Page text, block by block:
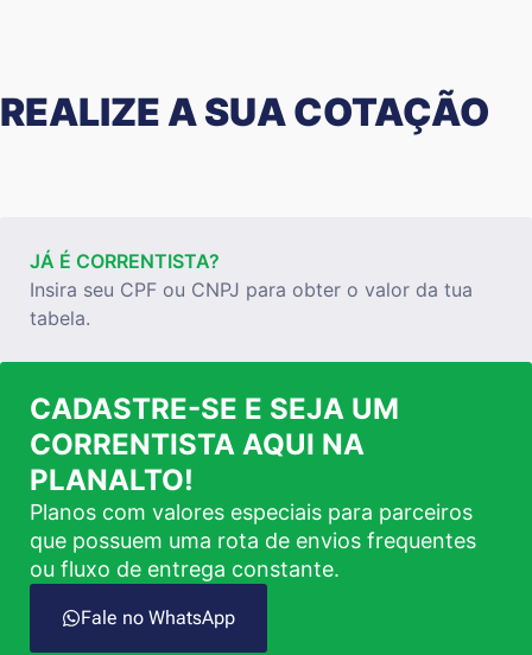
REALIZE A SUA COTAÇÃO
JÁ É CORRENTISTA?
Insira seu CPF ou CNPJ para obter o valor da tua
tabela.
CADASTRE-SE E SEJA UM
CORRENTISTA AQUI NA
PLANALTO!
Planos com valores especiais para parceiros
que possuem uma rota de envios frequentes
ou fluxo de entrega constante.
Fale no WhatsApp